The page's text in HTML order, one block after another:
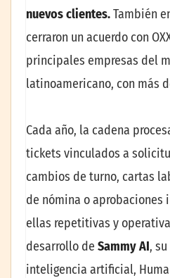
nuevos clientes.También
cerraron un acuerdo con
principales empresas del
latinoamericano, con más
Cada año, la cadena
tickets vinculados a
cambios de turno, cartas
de nómina o aprobaciones
ellas repetitivas y
desarrollo de Sammy AI,
inteligencia artificial,